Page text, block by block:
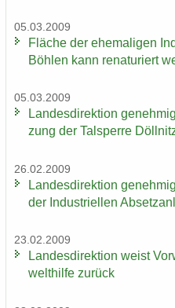
05.03.2009
Flä­che der ehe­ma­li­gen
Böh­len kann re­na­tu­riert
05.03.2009
Lan­des­di­rek­ti­on
zung der Tal­sper­re
26.02.2009
Lan­des­di­rek­ti­on
der In­dus­tri­el­len
23.02.2009
Lan­des­di­rek­ti­on weist
welt­hil­fe zu­rück